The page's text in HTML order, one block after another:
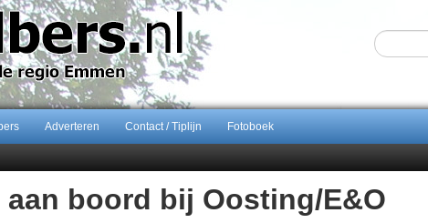
Adverteren Contact / Tiplijn Fotoboek
overtuigend van Almere City
profcontract bij FC Emmen
boord bij Oosting/E&O